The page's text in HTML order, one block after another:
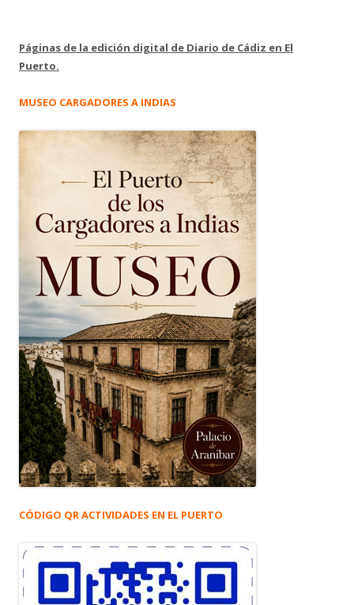
Páginas de la edición digital de Diario de Cádiz en El
Puerto.
MUSEO CARGADORES A INDIAS
CÓDIGO QR ACTIVIDADES EN EL PUERTO